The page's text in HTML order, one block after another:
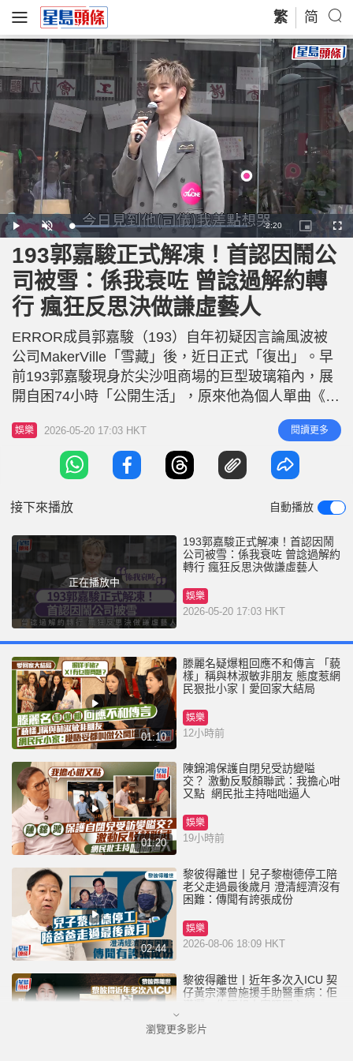
繁 简
P
l
y
U
n
m
u
t
e
L
o
a
d
e
d
:
2
.
4
1
R
e
m
n
n
-2:20
P
i
c
t
u
e
-
c
t
F
u
193郭嘉駿正式解凍！首認因鬧公
司被雪：係我衰咗 曾諗過解約轉
行 瘋狂反思決做謙虛藝人
ERROR成員郭嘉駿（193）自年初疑因言論風波被
公司MakerVille「雪藏」後，近日正式「復出」。早
前193郭嘉駿現身於尖沙咀商場的巨型玻璃箱內，展
開自困74小時「公開生活」，原來他為個人單曲《呆
等》宣傳，現場有經理人、助手、化妝師及髮型師跟
場。 193郭嘉駿認鬧公司「衰咗」 經過四個月被公司
「雪藏」，今日（20日）193郭嘉駿於520大日子出
關，大批「老婆」到場支持。現場播放新歌MV期
娛樂 2026-05-20 17:03 HKT 閱讀更多
接下來播放 自動播放
正在播放中
193郭嘉駿正式解凍！首認因鬧
公司被雪：係我衰咗 曾諗過解約
轉行 瘋狂反思決做謙虛藝人
娛樂
2026-05-20 17:03 HKT
01:10
滕麗名疑爆粗回應不和傳言 「藐
樣」稱與林淑敏非朋友 態度惹網
民狠批小家丨愛回家大結局
娛樂
12小時前
01:20
陳錦鴻保護自閉兒受訪變嗌
交？ 激動反駁顏聯武：我擔心咁
又點 網民批主持咄咄逼人
娛樂
19小時前
02:44
黎彼得離世丨兒子黎樹德停工陪
老父走過最後歲月 澄清經濟沒有
困難：傳聞有誇張成份
娛樂
2026-08-06 18:09 HKT
黎彼得離世丨近年多次入ICU 契
仔黃宗澤曾施援手助醫重病：佢
娛樂
瀏覽更多影片